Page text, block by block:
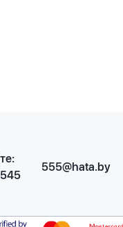
555@hata.by